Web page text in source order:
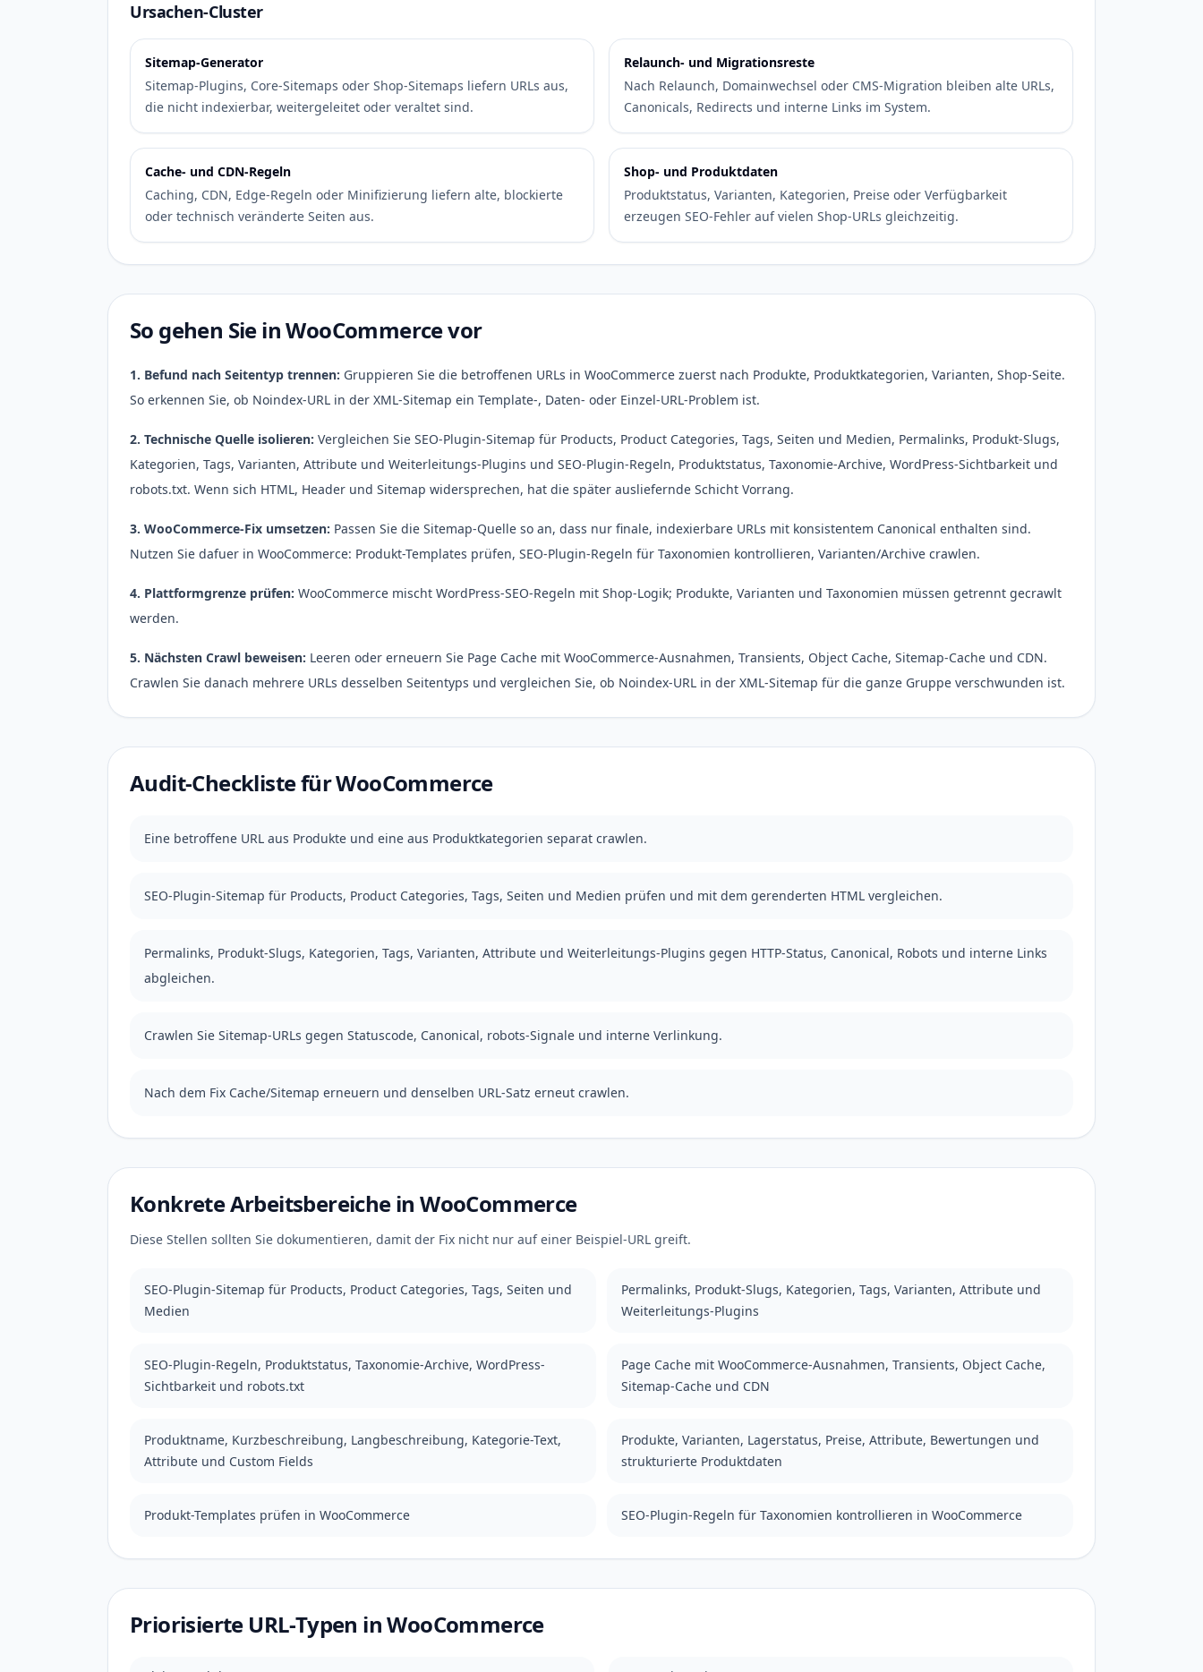
Ursachen-Cluster
Sitemap-Generator
Sitemap-Plugins, Core-Sitemaps oder Shop-Sitemaps liefern URLs aus,
die nicht indexierbar, weitergeleitet oder veraltet sind.
Relaunch- und Migrationsreste
Nach Relaunch, Domainwechsel oder CMS-Migration bleiben alte URLs,
Canonicals, Redirects und interne Links im System.
Cache- und CDN-Regeln
Caching, CDN, Edge-Regeln oder Minifizierung liefern alte, blockierte
oder technisch veränderte Seiten aus.
Shop- und Produktdaten
Produktstatus, Varianten, Kategorien, Preise oder Verfügbarkeit
erzeugen SEO-Fehler auf vielen Shop-URLs gleichzeitig.
So gehen Sie in WooCommerce vor
1. Befund nach Seitentyp trennen: Gruppieren Sie die betroffenen URLs in WooCommerce zuerst nach Produkte, Produktkategorien, Varianten, Shop-Seite.
So erkennen Sie, ob Noindex-URL in der XML-Sitemap ein Template-, Daten- oder Einzel-URL-Problem ist.
2. Technische Quelle isolieren: Vergleichen Sie SEO-Plugin-Sitemap für Products, Product Categories, Tags, Seiten und Medien, Permalinks, Produkt-Slugs,
Kategorien, Tags, Varianten, Attribute und Weiterleitungs-Plugins und SEO-Plugin-Regeln, Produktstatus, Taxonomie-Archive, WordPress-Sichtbarkeit und
robots.txt. Wenn sich HTML, Header und Sitemap widersprechen, hat die später ausliefernde Schicht Vorrang.
3. WooCommerce-Fix umsetzen: Passen Sie die Sitemap-Quelle so an, dass nur finale, indexierbare URLs mit konsistentem Canonical enthalten sind.
Nutzen Sie dafuer in WooCommerce: Produkt-Templates prüfen, SEO-Plugin-Regeln für Taxonomien kontrollieren, Varianten/Archive crawlen.
4. Plattformgrenze prüfen: WooCommerce mischt WordPress-SEO-Regeln mit Shop-Logik; Produkte, Varianten und Taxonomien müssen getrennt gecrawlt
werden.
5. Nächsten Crawl beweisen: Leeren oder erneuern Sie Page Cache mit WooCommerce-Ausnahmen, Transients, Object Cache, Sitemap-Cache und CDN.
Crawlen Sie danach mehrere URLs desselben Seitentyps und vergleichen Sie, ob Noindex-URL in der XML-Sitemap für die ganze Gruppe verschwunden ist.
Audit-Checkliste für WooCommerce
Eine betroffene URL aus Produkte und eine aus Produktkategorien separat crawlen.
SEO-Plugin-Sitemap für Products, Product Categories, Tags, Seiten und Medien prüfen und mit dem gerenderten HTML vergleichen.
Permalinks, Produkt-Slugs, Kategorien, Tags, Varianten, Attribute und Weiterleitungs-Plugins gegen HTTP-Status, Canonical, Robots und interne Links
abgleichen.
Crawlen Sie Sitemap-URLs gegen Statuscode, Canonical, robots-Signale und interne Verlinkung.
Nach dem Fix Cache/Sitemap erneuern und denselben URL-Satz erneut crawlen.
Konkrete Arbeitsbereiche in WooCommerce
Diese Stellen sollten Sie dokumentieren, damit der Fix nicht nur auf einer Beispiel-URL greift.
SEO-Plugin-Sitemap für Products, Product Categories, Tags, Seiten und
Medien
Permalinks, Produkt-Slugs, Kategorien, Tags, Varianten, Attribute und
Weiterleitungs-Plugins
SEO-Plugin-Regeln, Produktstatus, Taxonomie-Archive, WordPress-
Sichtbarkeit und robots.txt
Page Cache mit WooCommerce-Ausnahmen, Transients, Object Cache,
Sitemap-Cache und CDN
Produktname, Kurzbeschreibung, Langbeschreibung, Kategorie-Text,
Attribute und Custom Fields
Produkte, Varianten, Lagerstatus, Preise, Attribute, Bewertungen und
strukturierte Produktdaten
Produkt-Templates prüfen in WooCommerce SEO-Plugin-Regeln für Taxonomien kontrollieren in WooCommerce
Priorisierte URL-Typen in WooCommerce